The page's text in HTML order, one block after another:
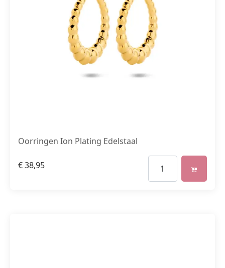
Oorringen Ion Plating Edelstaal
€38,95